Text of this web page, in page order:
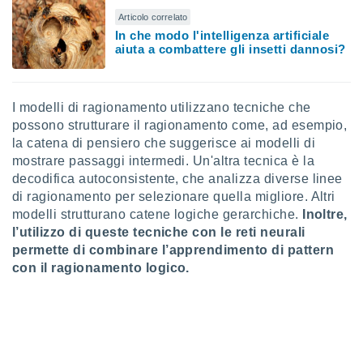
" o
cookie
sito
il
dei
su
e/o
dati
Articolo correlato
In che modo l'intelligenza artificiale
aiuta a combattere gli insetti dannosi?
I modelli di ragionamento utilizzano tecniche che
possono strutturare il ragionamento come, ad esempio,
la catena di pensiero che suggerisce ai modelli di
mostrare passaggi intermedi. Un'altra tecnica è la
decodifica autoconsistente, che analizza diverse linee
di ragionamento per selezionare quella migliore. Altri
modelli strutturano catene logiche gerarchiche.
Inoltre,
l’utilizzo di queste tecniche con le reti neurali
permette di combinare l’apprendimento di pattern
con il ragionamento logico.